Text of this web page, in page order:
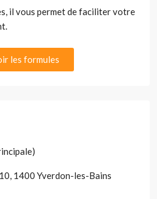
il vous permet de faciliter votre
les formules
1400 Yverdon-les-Bains